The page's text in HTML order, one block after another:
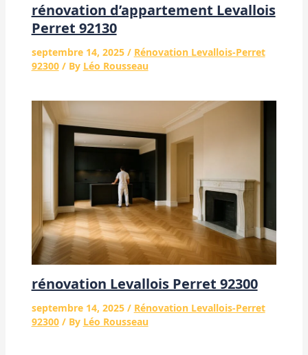
rénovation d’appartement Levallois
Perret 92130
septembre 14, 2025 / Rénovation Levallois-Perret
92300/ By Léo Rousseau
rénovation Levallois Perret 92300
septembre 14, 2025 / Rénovation Levallois-Perret
92300/ By Léo Rousseau